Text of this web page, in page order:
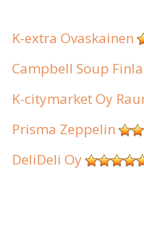
K-extra Ovaskainen
Campbell Soup
K-citymarket Oy
Prisma Zeppelin
DeliDeli Oy